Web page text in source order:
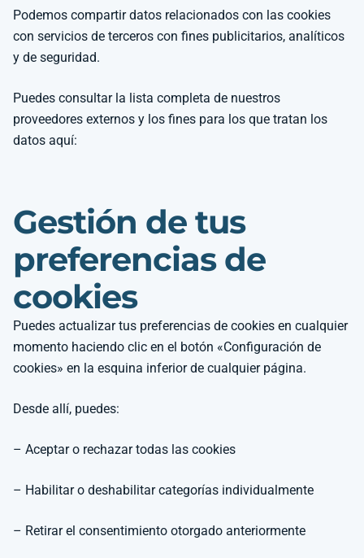
Podemos compartir datos relacionados con las cookies
con servicios de terceros con fines publicitarios, analíticos
y de seguridad.
Puedes consultar la lista completa de nuestros
proveedores externos y los fines para los que tratan los
datos aquí:
Gestión de tus
preferencias de
cookies
Puedes actualizar tus preferencias de cookies en cualquier
momento haciendo clic en el botón «Configuración de
cookies» en la esquina inferior de cualquier página.
Desde allí, puedes:
– Aceptar o rechazar todas las cookies
– Habilitar o deshabilitar categorías individualmente
– Retirar el consentimiento otorgado anteriormente